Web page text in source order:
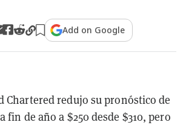
Add on Google
Chartered redujo su pronóstico de
fin de año a $250 desde $310, pero